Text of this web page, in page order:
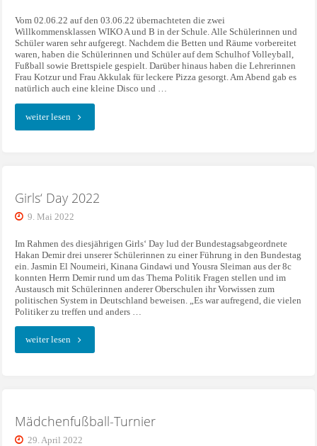
Vom 02.06.22 auf den 03.06.22 übernachteten die zwei
Willkommensklassen WIKO A und B in der Schule. Alle Schülerinnen und
Schüler waren sehr aufgeregt. Nachdem die Betten und Räume vorbereitet
waren, haben die Schülerinnen und Schüler auf dem Schulhof Volleyball,
Fußball sowie Brettspiele gespielt. Darüber hinaus haben die Lehrerinnen
Frau Kotzur und Frau Akkulak für leckere Pizza gesorgt. Am Abend gab es
natürlich auch eine kleine Disco und …
weiter lesen"Schulübernachtung"
Girls‘ Day 2022
9. Mai 2022
Im Rahmen des diesjährigen Girls‘ Day lud der Bundestagsabgeordnete
Hakan Demir drei unserer Schülerinnen zu einer Führung in den Bundestag
ein. Jasmin El Noumeiri, Kinana Gindawi und Yousra Sleiman aus der 8c
konnten Herrn Demir rund um das Thema Politik Fragen stellen und im
Austausch mit Schülerinnen anderer Oberschulen ihr Vorwissen zum
politischen System in Deutschland beweisen. „Es war aufregend, die vielen
Politiker zu treffen und anders …
weiter lesen"Girls‘
Mädchenfußball-Turnier
29. April 2022